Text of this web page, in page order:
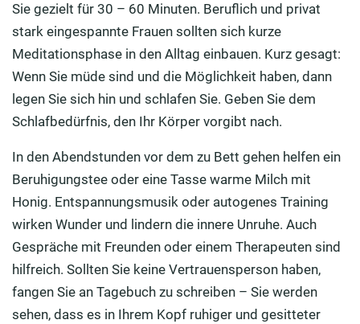
Sie gezielt für 30 – 60 Minuten. Beruflich und privat
stark eingespannte Frauen sollten sich kurze
Meditationsphase in den Alltag einbauen. Kurz gesagt:
Wenn Sie müde sind und die Möglichkeit haben, dann
legen Sie sich hin und schlafen Sie. Geben Sie dem
Schlafbedürfnis, den Ihr Körper vorgibt nach.
In den Abendstunden vor dem zu Bett gehen helfen ein
Beruhigungstee oder eine Tasse warme Milch mit
Honig. Entspannungsmusik oder autogenes Training
wirken Wunder und lindern die innere Unruhe. Auch
Gespräche mit Freunden oder einem Therapeuten sind
hilfreich. Sollten Sie keine Vertrauensperson haben,
fangen Sie an Tagebuch zu schreiben – Sie werden
sehen, dass es in Ihrem Kopf ruhiger und gesitteter